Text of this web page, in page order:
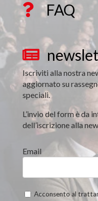
 FAQ

Iscriviti alla nostra
aggiornato su
speciali.
L’invio del form è da
dell’iscrizione alla
Email
Acconsento al